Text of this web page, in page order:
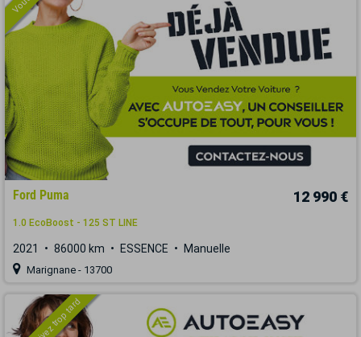
Ford Puma 12 990 €
1.0 EcoBoost - 125 ST LINE
2021 86000 km ESSENCE Manuelle
Marignane - 13700